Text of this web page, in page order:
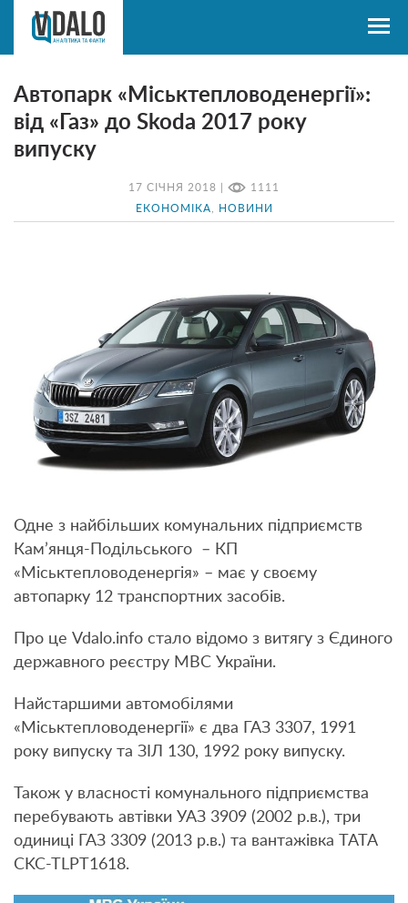
17 СІЧНЯ 2018 | 1111
ЕКОНОМІКА НОВИНИ
Автопарк «Міськтепловоденергії»:
від «Газ» до Skoda 2017 року
випуску
Одне з найбільших комунальних підприємств
Кам’янця-Подільського – КП
«Міськтепловоденергія» – має у своєму
автопарку 12 транспортних засобів.
Про це Vdalo.info стало відомо з витягу з Єдиного
державного реєстру МВС України.
Найстаршими автомобілями
«Міськтепловоденергії» є два ГАЗ 3307, 1991
року випуску та ЗІЛ 130, 1992 року випуску.
Також у власності комунального підприємства
перебувають автівки УАЗ 3909 (2002 р.в.), три
одиниці ГАЗ 3309 (2013 р.в.) та вантажівка ТАТА
CKC-TLPT1618.